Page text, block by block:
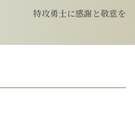
特攻勇士に感謝と敬意を